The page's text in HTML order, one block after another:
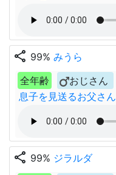
share 99% みうら
全年齢
おじさん
息子を見送るお父さん
share 99% ジラルダ